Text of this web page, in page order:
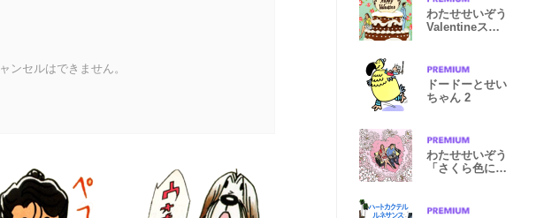
ンセルはできません。
わたせせいぞう
Valentineスタ
ドードーとせい
ちゃん 2
わたせせいぞう
「さくら色に恋